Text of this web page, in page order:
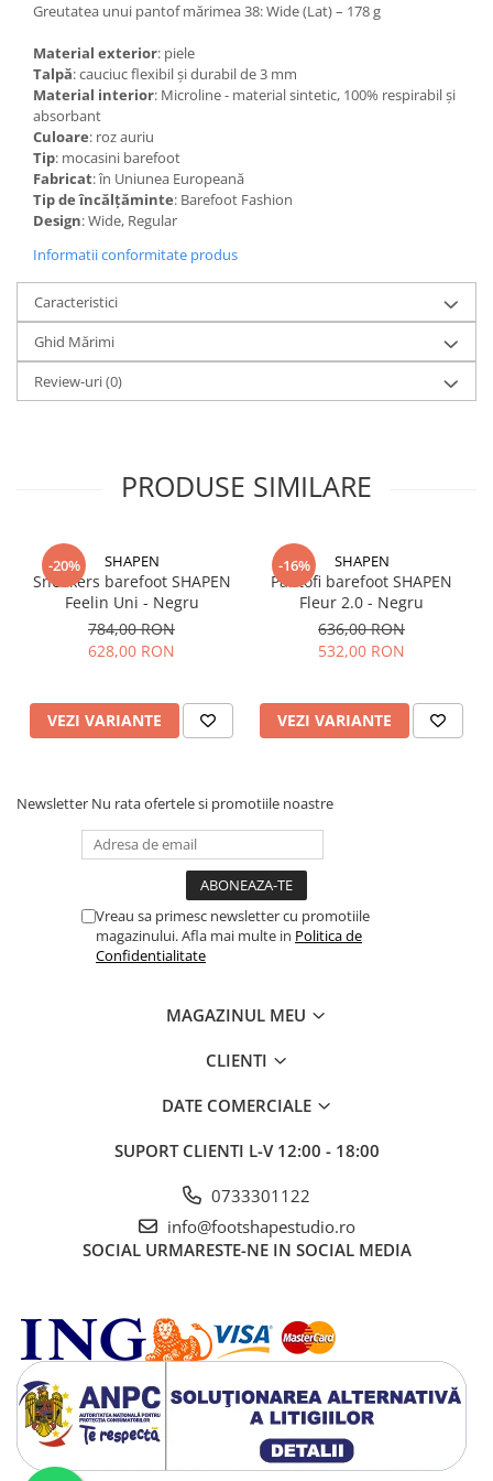
Greutatea unui pantof mărimea 38: Wide (Lat) – 178 g
Material exterior: piele
Talpă: cauciuc flexibil și durabil de 3 mm
Material interior: Microline - material sintetic, 100% respirabil și
absorbant
Culoare: roz auriu
Tip: mocasini barefoot
Fabricat: în Uniunea Europeană
Tip de încălțăminte: Barefoot Fashion
Design: Wide, Regular
Informatii conformitate produs
Caracteristici
Ghid Mărimi
Review-uri(0)
PRODUSE SIMILARE
-20% SHAPEN
Sneakers barefoot SHAPEN
Feelin Uni - Negru
784,00 RON
628,00 RON
VEZI VARIANTE
-16% SHAPEN
Pantofi barefoot SHAPEN
Fleur 2.0 - Negru
636,00 RON
532,00 RON
VEZI VARIANTE
Newsletter Nu rata ofertele si promotiile noastre
Vreau sa primesc newsletter cu promotiile
magazinului. Afla mai multe in Politica de
Confidentialitate
MAGAZINUL MEU
CLIENTI
DATE COMERCIALE
SUPORT CLIENTI L-V 12:00 - 18:00
0733301122
info@footshapestudio.ro
SOCIAL URMARESTE-NE IN SOCIAL MEDIA